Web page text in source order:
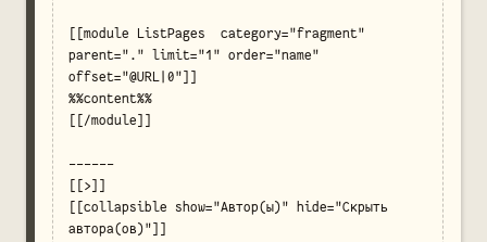
[[module ListPages  category="fragment"
parent="." limit="1" order="name"
offset="@URL|0"]]
%%content%%
[[/module]]
------
[[>]]
[[collapsible show="Автор(ы)" hide="Скрыть
автора(ов)"]]